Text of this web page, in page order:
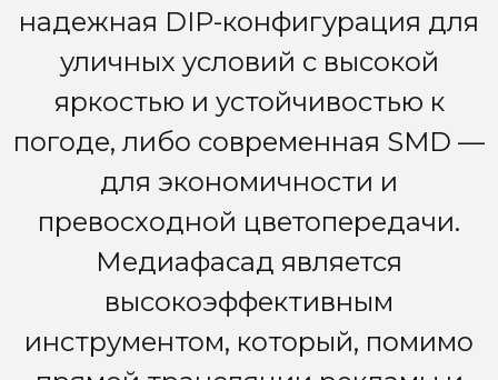
надежная DIP-конфигурация для
уличных условий с высокой
яркостью и устойчивостью к
погоде, либо современная SMD —
для экономичности и
превосходной цветопередачи.
Медиафасад является
высокоэффективным
инструментом, который, помимо